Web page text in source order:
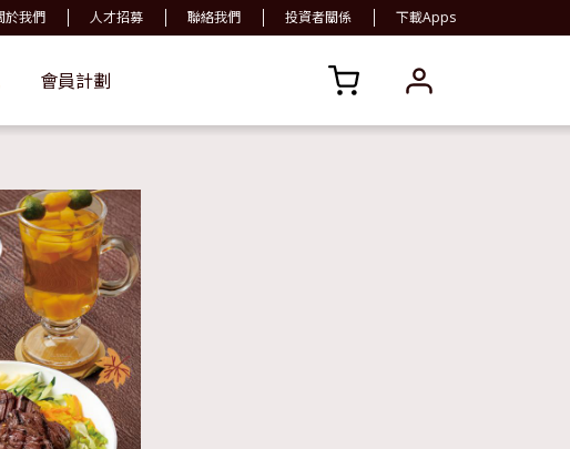
於我們 人才招募 聯絡我們 投資者關係 下載Apps
會員計劃